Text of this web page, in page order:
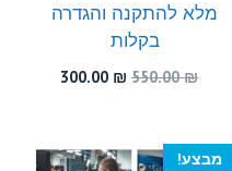
מלא להתקנה והגדרה
בקלות
550.00₪
המחיר
550.00 ₪.
300.00 ₪
המחיר
300.00 ₪.
מבצע!